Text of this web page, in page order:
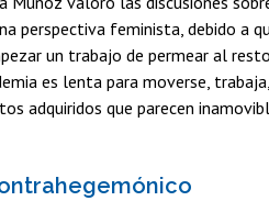
perspectiva feminista, debido a
un trabajo de permear al
es lenta para moverse,
adquiridos que parecen